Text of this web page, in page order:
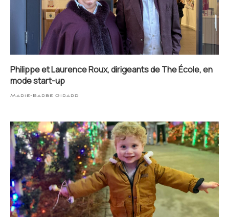
Philippe et Laurence Roux, dirigeants de The École, en
mode start-up
Marie-Barbe Girard